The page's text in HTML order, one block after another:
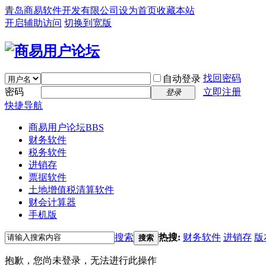
青岛商易软件开发有限公司 设为首页收藏本站
开启辅助访问 切换到宽版
自动登录 找回密码
密码
登录
立即注册
快捷导航
商易用户论坛BBS
财务软件
税务软件
进销存
票据软件
土地增值税清算软件
财会计算器
手机版
搜索 搜索 热搜: 财务软件 进销存 版
抱歉，您尚未登录，无法进行此操作